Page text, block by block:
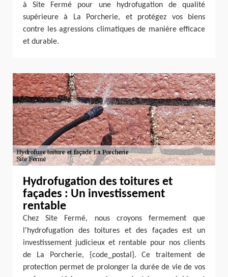
à Site Fermé pour une hydrofugation de qualité
supérieure à La Porcherie, et protégez vos biens
contre les agressions climatiques de manière efficace
et durable.
Hydrofugation des toitures et
façades : Un investissement
rentable
Chez Site Fermé, nous croyons fermement que
l'hydrofugation des toitures et des façades est un
investissement judicieux et rentable pour nos clients
de La Porcherie, {code_postal}. Ce traitement de
protection permet de prolonger la durée de vie de vos